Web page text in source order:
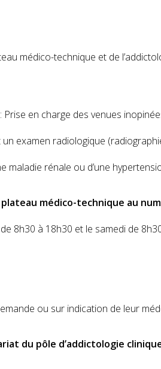
médico-technique et de
en charge des venues
examen radiologique
rénale ou d’une
médico-technique au
8h30 à 18h30 et le samedi de
ou sur indication de leur
du pôle d’addictologie